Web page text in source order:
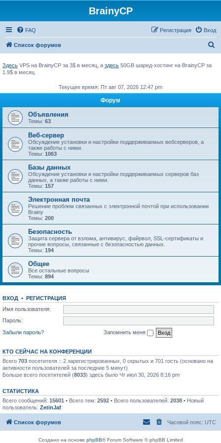
BrainyCP
FAQ Вход
Регистрация
Список форумов
к
Здесь VPS на BrainyCP за 3$ в месяц, а здесь 50GB шаред-хостинг на BrainyCP за
1.9$ в месяц
Текущее время: Пт авг 07, 2026 12:47 pm
Форум
Объявления
Темы: 63
Веб-сервер
Обсуждение установки и настройки поддерживаемых вебсерверов, а
также работы с ними.
Темы: 1063
Базы данных
Обсуждение установки и настройки поддерживаемых серверов баз
данных, а также работы с ними.
Темы: 157
Электронная почта
Решение проблем связанных с электронной почтой при использовании
Brainy
Темы: 200
Безопасность
Защита сервера от взлома, антивирус, файрвол, SSL-сертификаты и
прочие вопросы, связанные с безопасностью данных.
Темы: 194
Общее
Все остальные вопросы
Темы: 894
ВХОД • РЕГИСТРАЦИЯ
Имя пользователя:
Пароль:
Забыли пароль?
Запомнить меня
КТО СЕЙЧАС НА КОНФЕРЕНЦИИ
Всего 703 посетителя :: 2 зарегистрированных, 0 скрытых и 701 гость (основано на
активности пользователей за последние 5 минут)
Больше всего посетителей (8033) здесь было Чт июл 30, 2026 8:16 pm
СТАТИСТИКА
Всего сообщений: 15601 • Всего тем: 2592 • Всего пользователей: 2038 • Новый
пользователь: ZetinJaf
Список форумов Часовой пояс: UTC
Создано на основе phpBB® Forum Software © phpBB Limited